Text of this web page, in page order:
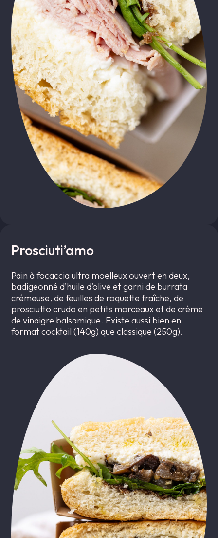
Prosciuti’amo
Pain à focaccia ultra moelleux ouvert en deux,
badigeonné d’huile d’olive et garni de burrata
crémeuse, de feuilles de roquette fraîche, de
prosciutto crudo en petits morceaux et de crème
de vinaigre balsamique. Existe aussi bien en
format cocktail (140g) que classique (250g).